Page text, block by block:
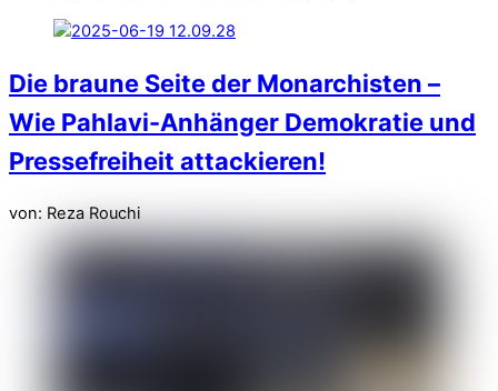
Die braune Seite der Monarchisten –
Wie Pahlavi-Anhänger Demokratie und
Pressefreiheit attackieren!
von: Reza Rouchi